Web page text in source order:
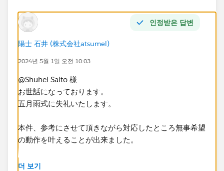
인정받은 답변
陽士 石井 (株式会社atsumel)
2024년 5월 1일 오전 10:03
@Shuhei Saito 様
お世話になっております。
五月雨式に失礼いたします。
本件、参考にさせて頂きながら対応したところ無事希望
の動作を叶えることが出来ました。
ご教示いただきありがとうございました。
더 보기